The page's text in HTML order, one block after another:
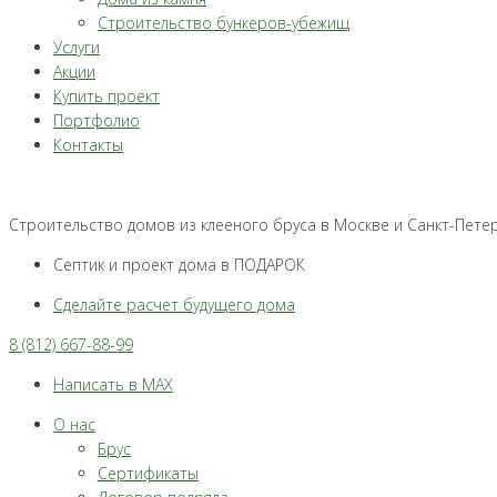
Строительство бункеров-убежищ
Услуги
Акции
Купить проект
Портфолио
Контакты
Строительство домов из клееного бруса в Москве и Санкт-
Септик и проект дома в ПОДАРОК
Сделайте расчет будущего дома
8 (812) 667-88-99
Написать в MAX
О нас
Брус
Сертификаты